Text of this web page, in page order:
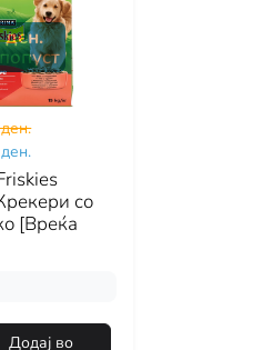
ден.
со
[Вреќа
Додај во